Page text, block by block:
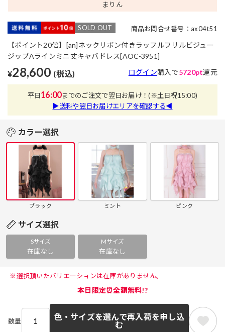
まりん
SOLD OUT 商品お問合せ番号：ax04t51
【ポイント20倍】[an]ネックリボン付きラッフルフリルビジュー
ジップAラインミニ丈キャバドレス[AOC-3951]
¥28,600 (税込) ログイン購入で5720pt還元
平日16:00までのご注文で翌日お届け！(※土日祝15:00)
▶送料や翌日お届けエリアを確認する◀
カラー選択
ブラック ミント ピンク
サイズ選択
Sサイズ
在庫なし
Mサイズ
在庫なし
※選択頂いたバリエーションは在庫がありません。
本日限定⏰全額無料!?
数量
色・サイズを選んで再入荷を申し込
む